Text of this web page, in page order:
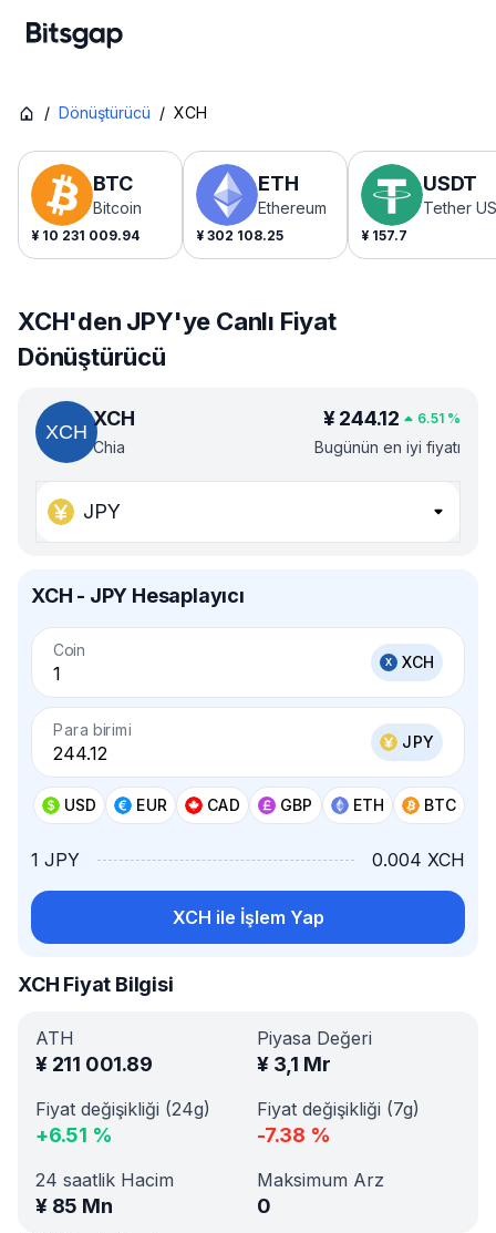
/ Dönüştürücü / XCH
BTC
Bitcoin
¥ 10 231 009.94
ETH
Ethereum
¥ 302 108.25
USDT
Tether
¥ 157.7
XCH'den JPY'ye Canlı Fiyat
Dönüştürücü
XCH
Chia
¥ 244.12 6.51 %
Bugünün en iyi fiyatı
JPY
XCH - JPY Hesaplayıcı
Coin
XCH
Para birimi
JPY
USD EUR CAD GBP ETH BTC
1 JPY 0.004 XCH
XCH ile İşlem Yap
XCH Fiyat Bilgisi
ATH
¥ 211 001.89
Piyasa Değeri
¥ 3,1 Mr
Fiyat değişikliği (24g)
+6.51 %
Fiyat değişikliği (7g)
-7.38 %
24 saatlik Hacim
¥ 85 Mn
Maksimum Arz
0